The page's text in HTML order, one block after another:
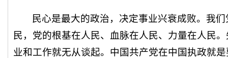
民心是最大的政治，决定事业兴衰成败。我
民，党的根基在人民、血脉在人民、力量在人民
业和工作就无从谈起。中国共产党在中国执政就